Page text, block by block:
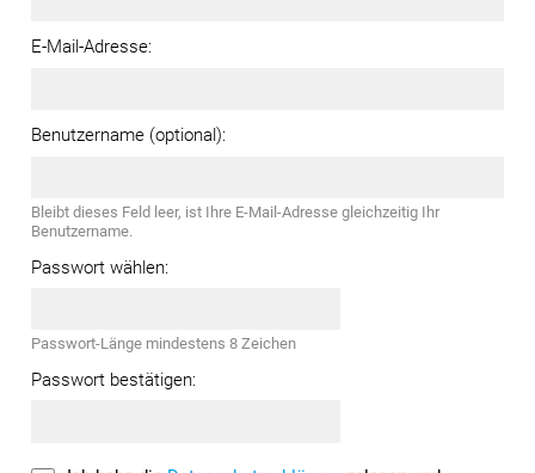
E-Mail-Adresse:
Benutzername (optional):
Bleibt dieses Feld leer, ist Ihre E-Mail-Adresse gleichzeitig Ihr
Benutzername.
Passwort wählen:
Passwort-Länge mindestens 8 Zeichen
Passwort bestätigen: